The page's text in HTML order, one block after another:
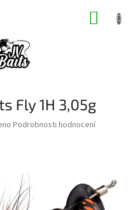
Fly 1H 3,05g
Podrobnosti hodnocení